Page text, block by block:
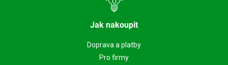
Jak nakoupit
Doprava a platby
Pro firmy